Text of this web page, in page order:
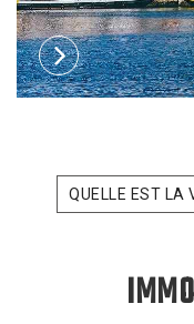
QUELLE EST LA